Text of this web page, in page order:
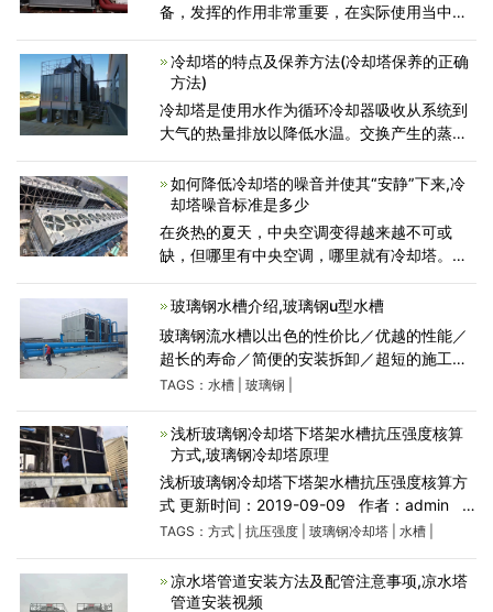
备，发挥的作用非常重要，在实际使用当中我
现任何故意意外，同时也非常有利于延长使用
寿命，开式冷却塔中通
冷却塔的特点及保养方法(冷却塔保养的正确
方法)
冷却塔是使用水作为循环冷却器吸收从系统到
大气的热量排放以降低水温。交换产生的蒸
播如何降低冷却塔的噪音并使其“安静”下来,冷
却塔噪音标准是多少
在炎热的夏天，中央空调变得越来越不可或
缺，但哪里有中央空调，哪里就有冷却塔。封
题，尤其是在住宅区或办公区附近，严重干扰
人们的生活和工作。我们如
玻璃钢水槽介绍,玻璃钢u型水槽
玻璃钢流水槽以出色的性价比／优越的性能／
超长的寿命／简便的安装拆卸／超短的施工周
期等特点，成为全国内循环水养殖系统的最优
TAGS： 水槽| 玻璃钢
浅析玻璃钢冷却塔下塔架水槽抗压强度核算
方式,玻璃钢冷却塔原理
浅析玻璃钢冷却塔下塔架水槽抗压强度核算方
式 更新时间：2019-09-09 作者：admin
人气：269 玻璃钢冷却塔罩壳通常选用聚脂玻
然环境中，又
TAGS： 方式| 抗压强度| 玻璃钢冷却塔| 水槽|
凉水塔管道安装方法及配管注意事项,凉水塔
管道安装视频